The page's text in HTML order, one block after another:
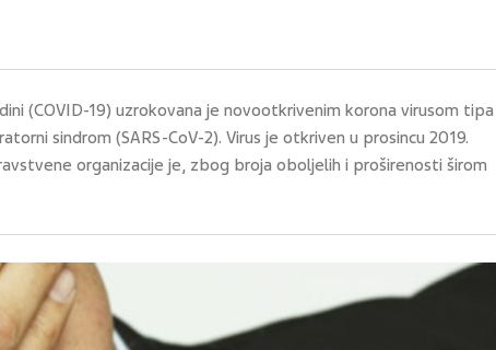
(COVID-19) uzrokovana je novootkrivenim korona virusom tipa
sindrom (SARS-CoV-2). Virus je otkriven u prosincu 2019.
organizacije je, zbog broja oboljelih i proširenosti širom